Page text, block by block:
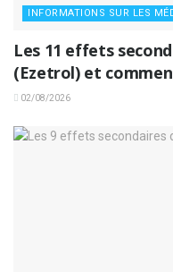
INFORMATIONS SUR LES
Les 11 effets
(Ezetrol) et
02/08/2026